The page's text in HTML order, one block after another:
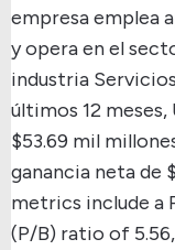
empresa emplea
y opera en el
industria
últimos 12
$53.69 mil
ganancia neta de
metrics include a
(P/B) ratio of